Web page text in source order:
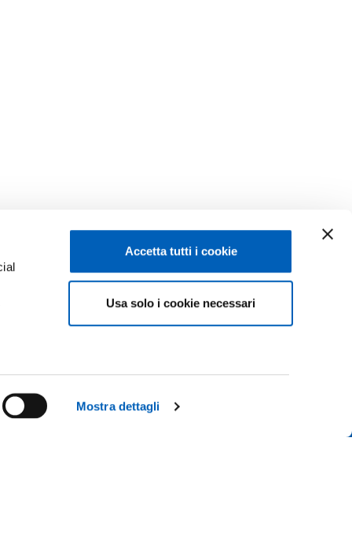
Mostra dettagli
Accetta tutti i cookie
Usa solo i cookie necessari
CONTACT US
Facebook Linkedin